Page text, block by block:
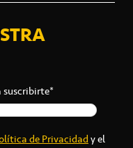
suscribirte*
de Privacidady el